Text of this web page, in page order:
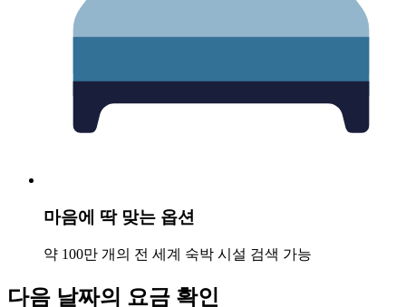
마음에 딱 맞는 옵션
약 100만 개의 전 세계 숙박 시설 검색 가능
다음 날짜의 요금 확인